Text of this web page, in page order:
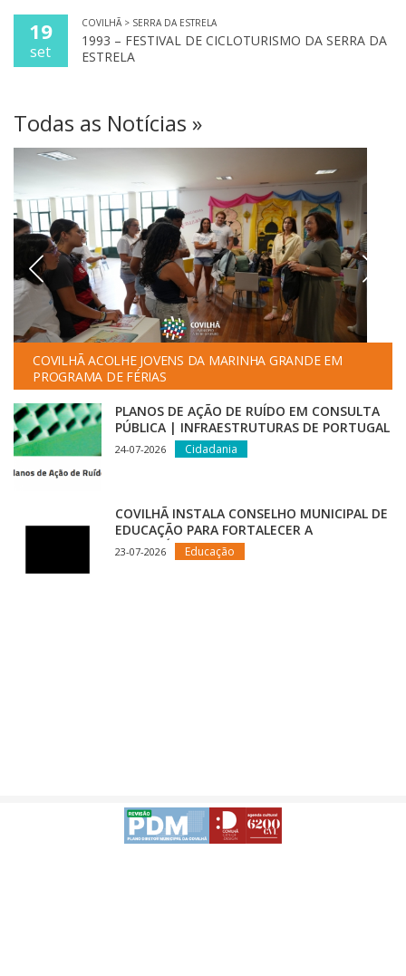
19
set
COVILHÃ > SERRA DA ESTRELA
1993 – FESTIVAL DE CICLOTURISMO DA SERRA DA
ESTRELA
Todas as Notícias »
COVILHÃ ACOLHE JOVENS DA MARINHA GRANDE EM
PROGRAMA DE FÉRIAS
PLANOS DE AÇÃO DE RUÍDO EM CONSULTA
PÚBLICA | INFRAESTRUTURAS DE PORTUGAL
24-07-2026 Cidadania
COVILHÃ INSTALA CONSELHO MUNICIPAL DE
EDUCAÇÃO PARA FORTALECER A
ESTRATÉGIA EDUCATIVA DO CONCELHO
23-07-2026 Educação